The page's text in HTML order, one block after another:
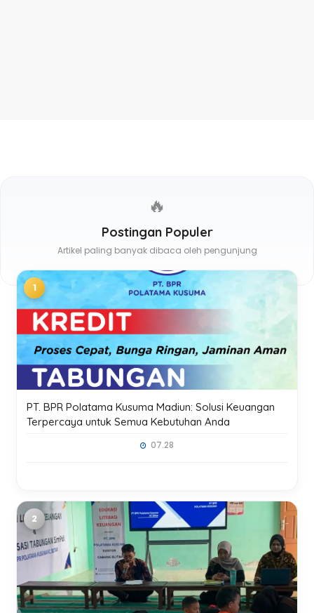
🔥
Postingan Populer
Artikel paling banyak dibaca oleh pengunjung
PT. BPR Polatama Kusuma Madiun: Solusi Keuangan
Terpercaya untuk Semua Kebutuhan Anda
07.28